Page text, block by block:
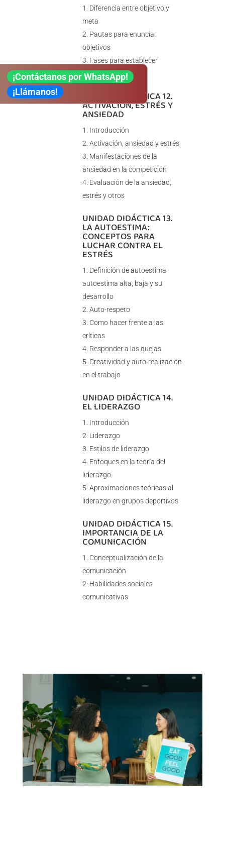
Diferencia entre objetivo y
meta
Pautas para enunciar
objetivos
Fases para establecer
objetivos
UNIDAD DIDÁCTICA 12.
ACTIVACIÓN, ESTRÉS Y
ANSIEDAD
Introducción
Activación, ansiedad y estrés
Manifestaciones de la
ansiedad en la competición
Evaluación de la ansiedad,
estrés y otros
UNIDAD DIDÁCTICA 13.
LA AUTOESTIMA:
CONCEPTOS PARA
LUCHAR CONTRA EL
ESTRÉS
Definición de autoestima:
autoestima alta, baja y su
desarrollo
Auto-respeto
Como hacer frente a las
críticas
Responder a las quejas
Creatividad y auto-realización
en el trabajo
UNIDAD DIDÁCTICA 14.
EL LIDERAZGO
Introducción
Liderazgo
Estilos de liderazgo
Enfoques en la teoría del
liderazgo
Aproximaciones teóricas al
liderazgo en grupos deportivos
UNIDAD DIDÁCTICA 15.
IMPORTANCIA DE LA
COMUNICACIÓN
Conceptualización de la
comunicación
Habilidades sociales
comunicativas
¡Contáctanos por WhatsApp!
¡Llámanos!